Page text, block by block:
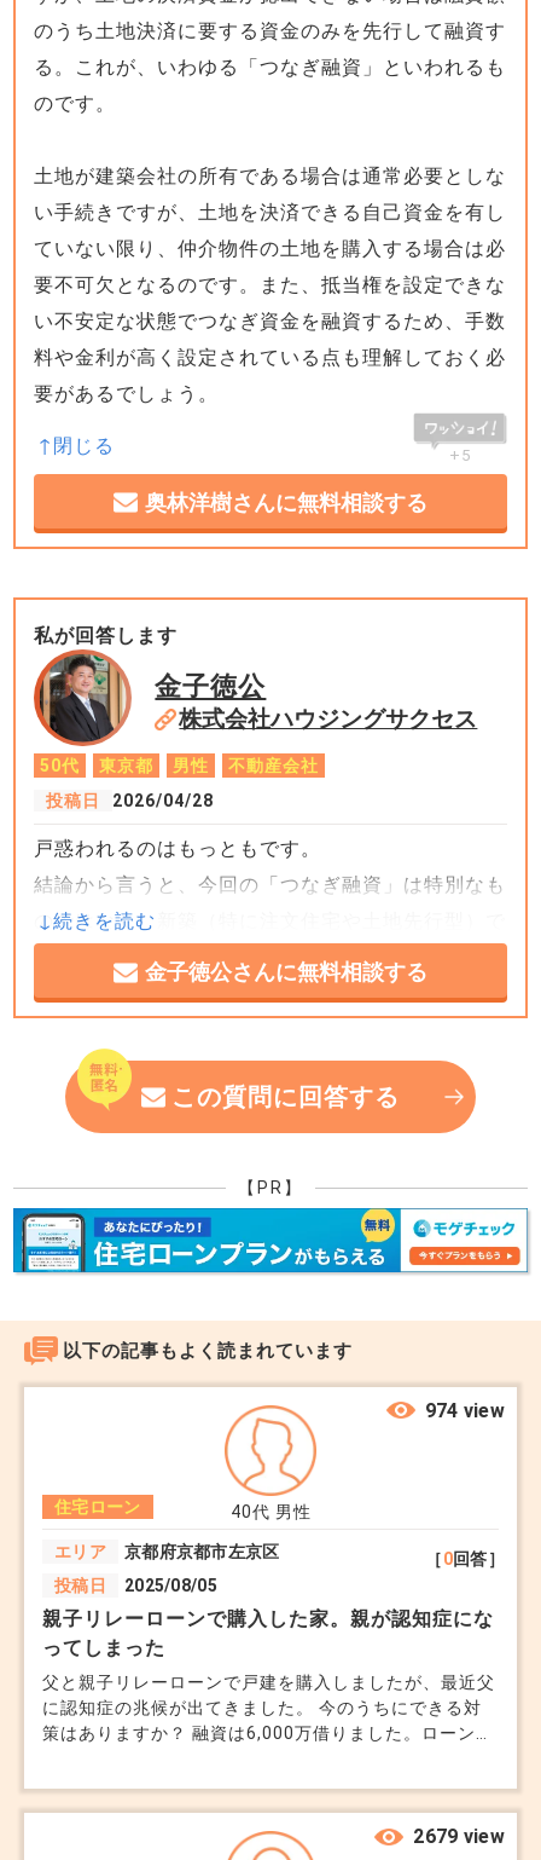
のうち土地決済に要する資金のみを先行して融資す
る。これが、いわゆる「つなぎ融資」といわれるも
のです。
土地が建築会社の所有である場合は通常必要としな
い手続きですが、土地を決済できる自己資金を有し
ていない限り、仲介物件の土地を購入する場合は必
要不可欠となるのです。また、抵当権を設定できな
い不安定な状態でつなぎ資金を融資するため、手数
料や金利が高く設定されている点も理解しておく必
要があるでしょう。
+5
奥林洋樹さんに無料相談する
私が回答します
金子徳公
株式会社ハウジングサクセス
50代 東京都 男性
不動産会社
投稿日
2026/04/28
戸惑われるのはもっともです。
結論から言うと、今回の「つなぎ融資」は特別なも
のではなく、新築（特に注文住宅や土地先行型）で
はよくある流れです。
思います。
■なぜ「つなぎ融資」が出てくるのか
おそらく今回のケースは、土地と建物が別契約にな
っている新築戸建ての可能性が高いです。
この場合、流れはこうなります。
土地の売買契約
先に土地の決済（所有権移転）
その後に建物の工事・完成・引渡し
ここでポイントなのが、住宅ローンは“建物完成
後”にまとめて実行されることが多いという点で
す。
■じゃあ土地代はどう払うのか？
ここで出てくるのが「つなぎ融資」です。
金子徳公さんに無料相談する
この質問に回答する
【PR】
以下の記事もよく読まれています
40代 男性
住宅ローン
エリア
京都府京都市左京区
投稿日
2025/08/05
［0回答］
974 view
親子リレーローンで購入した家。親が認知症にな
ってしまった
父と親子リレーローンで戸建を購入しましたが、最近父
に認知症の兆候が出てきました。 今のうちにできる対
策はありますか？ 融資は6,000万借りました。ローンは
2679 view